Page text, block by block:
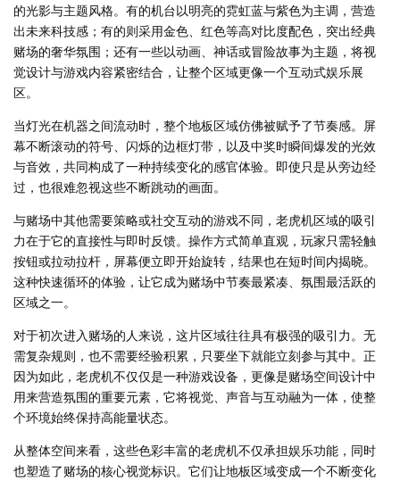
的光影与主题风格。有的机台以明亮的霓虹蓝与紫色为主调，营造
出未来科技感；有的则采用金色、红色等高对比度配色，突出经典
赌场的奢华氛围；还有一些以动画、神话或冒险故事为主题，将视
觉设计与游戏内容紧密结合，让整个区域更像一个互动式娱乐展
区。
当灯光在机器之间流动时，整个地板区域仿佛被赋予了节奏感。屏
幕不断滚动的符号、闪烁的边框灯带，以及中奖时瞬间爆发的光效
与音效，共同构成了一种持续变化的感官体验。即使只是从旁边经
过，也很难忽视这些不断跳动的画面。
与赌场中其他需要策略或社交互动的游戏不同，老虎机区域的吸引
力在于它的直接性与即时反馈。操作方式简单直观，玩家只需轻触
按钮或拉动拉杆，屏幕便立即开始旋转，结果也在短时间内揭晓。
这种快速循环的体验，让它成为赌场中节奏最紧凑、氛围最活跃的
区域之一。
对于初次进入赌场的人来说，这片区域往往具有极强的吸引力。无
需复杂规则，也不需要经验积累，只要坐下就能立刻参与其中。正
因为如此，老虎机不仅仅是一种游戏设备，更像是赌场空间设计中
用来营造氛围的重要元素，它将视觉、声音与互动融为一体，使整
个环境始终保持高能量状态。
从整体空间来看，这些色彩丰富的老虎机不仅承担娱乐功能，同时
也塑造了赌场的核心视觉标识。它们让地板区域变成一个不断变化